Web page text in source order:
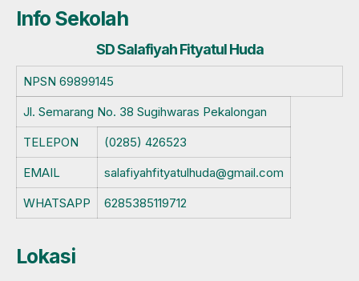
Info Sekolah
SD Salafiyah Fityatul Huda
NPSN 69899145
Jl. Semarang No. 38 Sugihwaras Pekalongan
TELEPON
(0285) 426523
EMAIL
salafiyahfityatulhuda@gmail.com
WHATSAPP
6285385119712
Lokasi